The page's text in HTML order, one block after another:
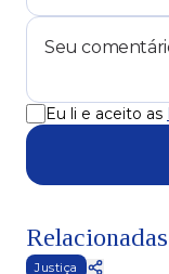
Eu li e aceito as
Relacionadas
Justiça